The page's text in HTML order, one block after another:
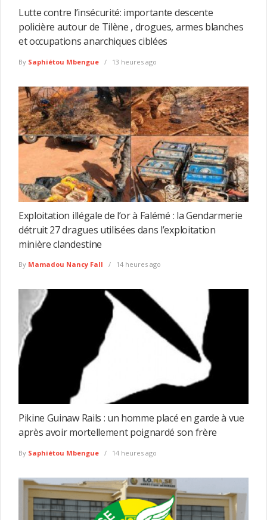
Lutte contre l’insécurité: importante descente
policière autour de Tilène , drogues, armes blanches
et occupations anarchiques ciblées
By Saphiétou Mbengue 13 heures ago
Exploitation illégale de l’or à Falémé : la Gendarmerie
détruit 27 dragues utilisées dans l’exploitation
minière clandestine
By Mamadou Nancy Fall 14 heures ago
Pikine Guinaw Rails : un homme placé en garde à vue
après avoir mortellement poignardé son frère
By Saphiétou Mbengue 14 heures ago